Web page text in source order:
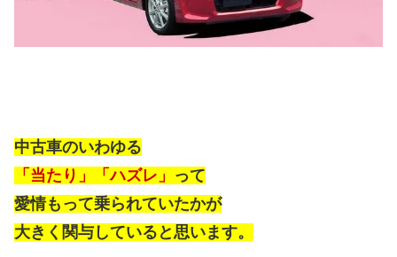
中古車のいわゆる
「当たり」「ハズレ」 って
愛情もって乗られていたかが
大きく関与していると思います。